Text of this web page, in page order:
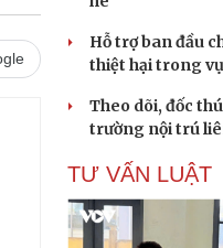
Hỗ trợ ban đầu
thiệt hại trong
Theo dõi, đốc
trường nội trú
TƯ VẤN LUẬT